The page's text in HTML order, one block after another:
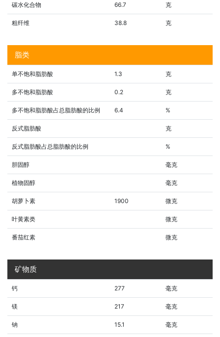
碳水化合物 66.7 克
粗纤维 38.8 克
脂类
单不饱和脂肪酸 1.3 克
多不饱和脂肪酸 0.2 克
多不饱和脂肪酸占总脂肪酸的比例 6.4 %
反式脂肪酸 克
反式脂肪酸占总脂肪酸的比例 %
胆固醇 毫克
植物固醇 毫克
胡萝卜素 1900 微克
叶黄素类 微克
番茄红素 微克
矿物质
钙 277 毫克
镁 217 毫克
钠 15.1 毫克